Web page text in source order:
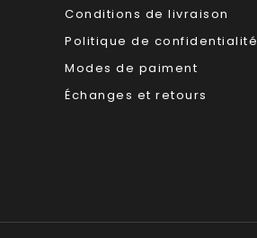
Conditions de livraison
Politique de confidentialité
Modes de paiment
Échanges et retours